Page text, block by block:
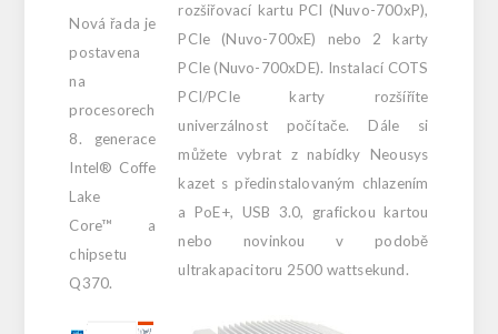
Nová řada je
postavena
na
procesorech
8. generace
Intel® Coffe
Lake
Core™ a
chipsetu
Q370.
rozšiřovací kartu PCI (Nuvo-700xP),
PCIe (Nuvo-700xE) nebo 2 karty
PCIe (Nuvo-700xDE). Instalací COTS
PCI/PCIe karty rozšíříte
univerzálnost počítače. Dále si
můžete vybrat z nabídky Neousys
kazet s předinstalovaným chlazením
a PoE+, USB 3.0, grafickou kartou
nebo novinkou v podobě
ultrakapacitoru 2500 wattsekund.